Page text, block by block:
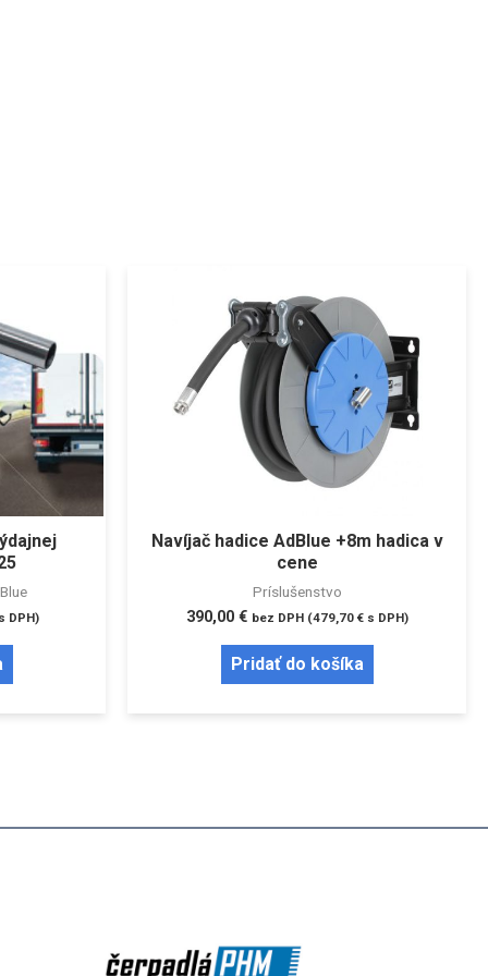
s DPH)
Navíjač hadice AdBlue +8m hadica v
cene
Príslušenstvo
390,00 € bez DPH (479,70 €s DPH)
Pridať do košíka